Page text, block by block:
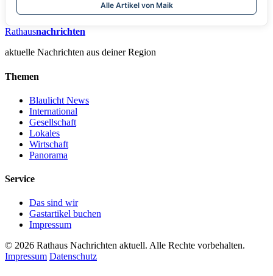
Alle Artikel von Maik
Rathausnachrichten
aktuelle Nachrichten aus deiner Region
Themen
Blaulicht News
International
Gesellschaft
Lokales
Wirtschaft
Panorama
Service
Das sind wir
Gastartikel buchen
Impressum
© 2026 Rathaus Nachrichten aktuell. Alle Rechte vorbehalten.
Impressum Datenschutz